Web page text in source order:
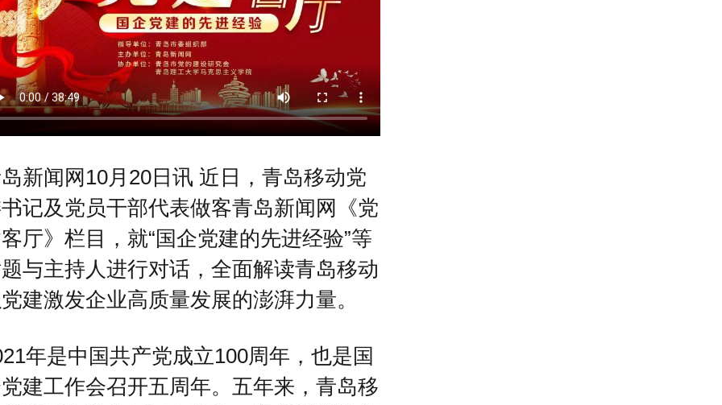
新闻网10月20日讯 近日，青岛移动党
记及党员干部代表做客青岛新闻网《党
厅》栏目，就“国企党建的先进经验”等
与主持人进行对话，全面解读青岛移动
建激发企业高质量发展的澎湃力量。
年是中国共产党成立100周年，也是国
建工作会召开五周年。五年来，青岛移